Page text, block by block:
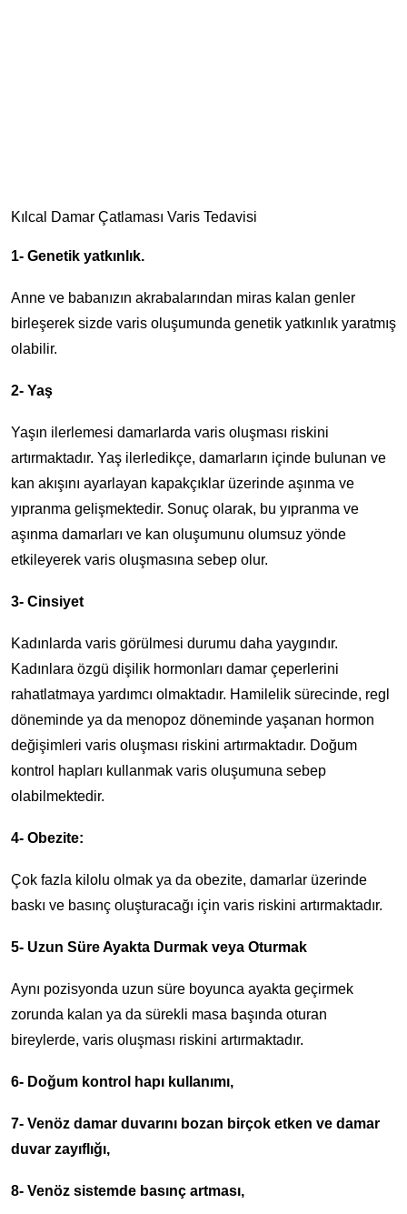
Kılcal Damar Çatlaması Varis Tedavisi
1- Genetik yatkınlık.
Anne ve babanızın akrabalarından miras kalan genler
birleşerek sizde varis oluşumunda genetik yatkınlık yaratmış
olabilir.
2- Yaş
Yaşın ilerlemesi damarlarda varis oluşması riskini
artırmaktadır. Yaş ilerledikçe, damarların içinde bulunan ve
kan akışını ayarlayan kapakçıklar üzerinde aşınma ve
yıpranma gelişmektedir. Sonuç olarak, bu yıpranma ve
aşınma damarları ve kan oluşumunu olumsuz yönde
etkileyerek varis oluşmasına sebep olur.
3- Cinsiyet
Kadınlarda varis görülmesi durumu daha yaygındır.
Kadınlara özgü dişilik hormonları damar çeperlerini
rahatlatmaya yardımcı olmaktadır. Hamilelik sürecinde, regl
döneminde ya da menopoz döneminde yaşanan hormon
değişimleri varis oluşması riskini artırmaktadır. Doğum
kontrol hapları kullanmak varis oluşumuna sebep
olabilmektedir.
4- Obezite:
Çok fazla kilolu olmak ya da obezite, damarlar üzerinde
baskı ve basınç oluşturacağı için varis riskini artırmaktadır.
5- Uzun Süre Ayakta Durmak veya Oturmak
Aynı pozisyonda uzun süre boyunca ayakta geçirmek
zorunda kalan ya da sürekli masa başında oturan
bireylerde, varis oluşması riskini artırmaktadır.
6- Doğum kontrol hapı kullanımı,
7- Venöz damar duvarını bozan birçok etken ve damar
duvar zayıflığı,
8- Venöz sistemde basınç artması,